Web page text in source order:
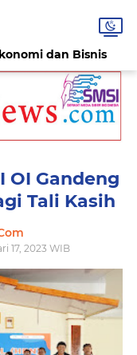
dan Bisnis
OI Gandeng
Tali Kasih
17, 2023 WIB